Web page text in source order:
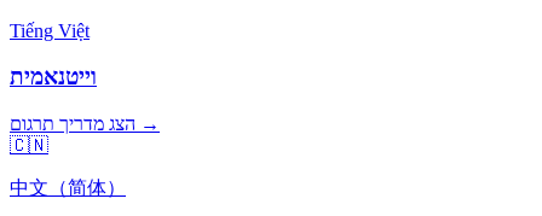
Tiếng Việt
וייטנאמית
הצג מדריך תרגום →
🇨🇳
中文（简体）